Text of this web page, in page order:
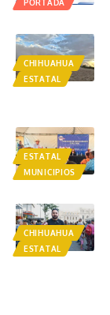
PORTADA
CHIHUAHUA
ESTATAL
ESTATAL
MUNICIPIOS
CHIHUAHUA
ESTATAL